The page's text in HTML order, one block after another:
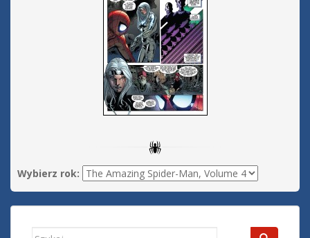
Wybierz rok:
Search